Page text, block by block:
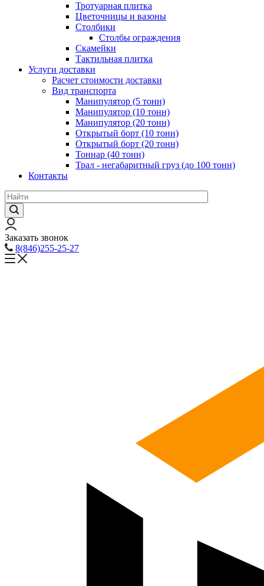
Тротуарная плитка
Цветочницы и вазоны
Столбики
Столбы ограждения
Скамейки
Тактильная плитка
Услуги доставки
Расчет стоимости доставки
Вид транспорта
Манипулятор (5 тонн)
Манипулятор (10 тонн)
Манипулятор (20 тонн)
Открытый борт (10 тонн)
Открытый борт (20 тонн)
Тоннар (40 тонн)
Трал - негабаритный груз (до 100 тонн)
Контакты
Заказать звонок
8(846)255-25-27